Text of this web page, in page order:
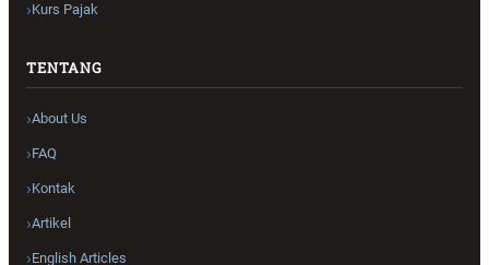
Kurs Pajak
TENTANG
About Us
FAQ
Kontak
Artikel
English Articles